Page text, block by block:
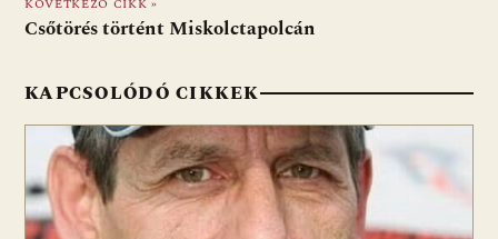
o p
KÖVETKEZŐ CIKK »
Csőtörés történt Miskolctapolcán
KAPCSOLÓDÓ CIKKEK